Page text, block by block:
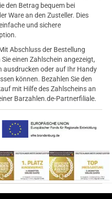
den Betrag bequem bei
Ware an den Zusteller. Dies
und sichere
Abschluss der Bestellung
Sie einen Zahlschein angezeigt,
ausdrucken oder auf Ihr Handy
können. Bezahlen Sie den
mit Hilfe des Zahlscheins an
Barzahlen.de-Partnerfiliale.